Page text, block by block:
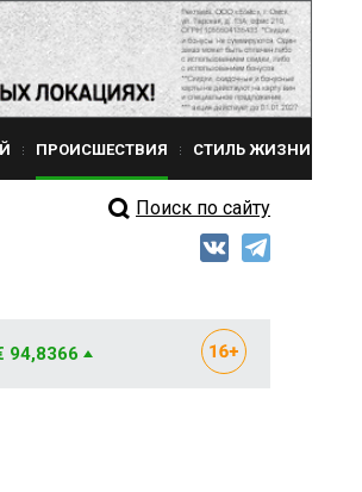
ПРОИСШЕСТВИЯ СТИЛЬ ЖИЗНИ
Поиск по сайту
94,8366